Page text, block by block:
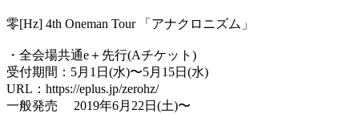
零[Hz] 4th Oneman Tour 「アナクロニズム」
・全会場共通e＋先行(Aチケット )
受付期間： 5月 1 日 (水)〜5月 15日 (水)
URL ： https://eplus.jp/zerohz/
一般発売
2019年6月 22 日 (土)〜